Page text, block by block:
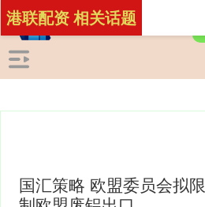
港联配资 相关话题
国汇策略 欧盟委员会拟限